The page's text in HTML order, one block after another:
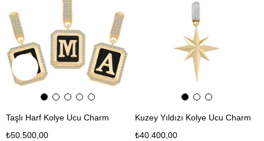
Taşlı Harf Kolye Ucu Charm
₺50.500,00
Kuzey Yıldızı Kolye Ucu Charm
₺40.400,00